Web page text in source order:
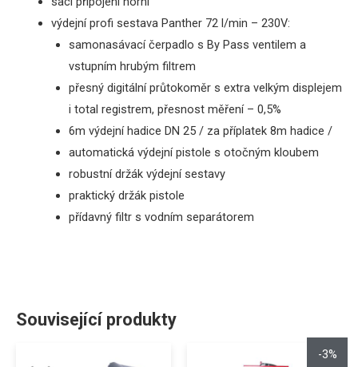
výdejní profi sestava Panther 72 l/min – 230V:
samonasávací čerpadlo s By Pass ventilem a
vstupním hrubým filtrem
přesný digitální průtokoměr s extra velkým displejem
i total registrem, přesnost měření – 0,5%
6m výdejní hadice DN 25 / za příplatek 8m hadice /
automatická výdejní pistole s otočným kloubem
robustní držák výdejní sestavy
praktický držák pistole
přídavný filtr s vodním separátorem
Související produkty
-3%